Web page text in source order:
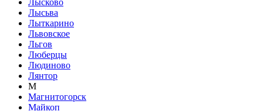
Лысково
Лысьва
Лыткарино
Львовское
Льгов
Люберцы
Людиново
Лянтор
М
Магнитогорск
Майкоп